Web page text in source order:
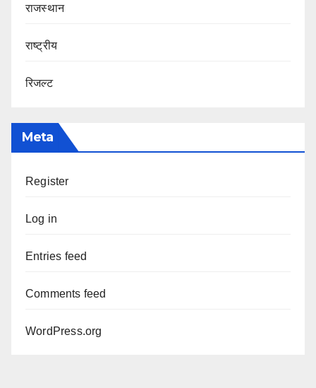
राजस्थान
राष्ट्रीय
रिजल्ट
Meta
Register
Log in
Entries feed
Comments feed
WordPress.org